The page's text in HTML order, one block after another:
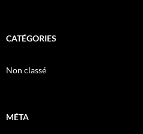
CATÉGORIES
Non classé
MÉTA